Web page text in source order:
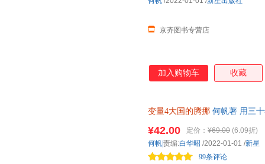
京齐图书专营店
加入购物车 收藏
变量4大国的腾挪 何帆著 用三
¥42.00 定价： ¥69.00 (6.09折)
99条评论
何帆|责编:白华昭 /2022-01-01 /新星